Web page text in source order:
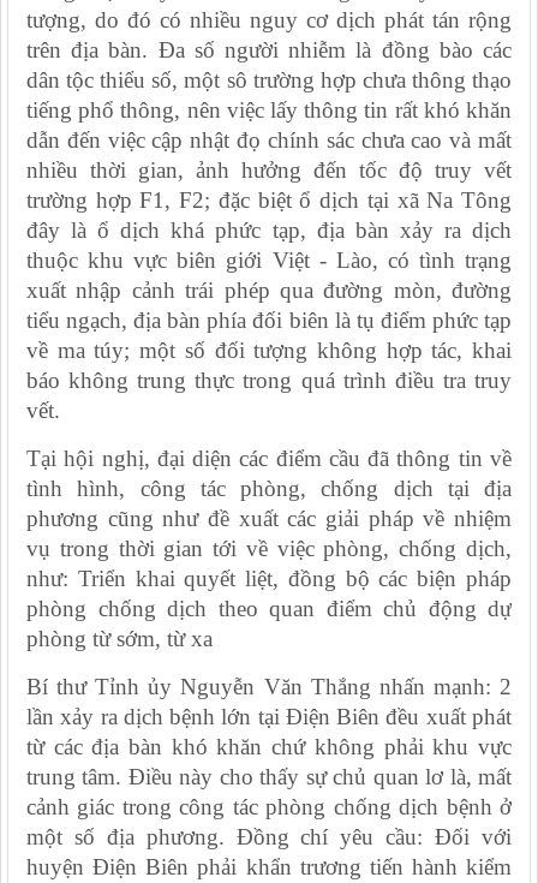
tượng, do đó có nhiều nguy cơ dịch phát tán rộng
trên địa bàn. Đa số người nhiễm là đồng bào các
dân tộc thiểu số, một sô trường hợp chưa thông thạo
tiếng phổ thông, nên việc lấy thông tin rất khó khăn
dẫn đến việc cập nhật đọ chính sác chưa cao và mất
nhiều thời gian, ảnh hưởng đến tốc độ truy vết
trường hợp F1, F2; đặc biệt ổ dịch tại xã Na Tông
đây là ổ dịch khá phức tạp, địa bàn xảy ra dịch
thuộc khu vực biên giới Việt - Lào, có tình trạng
xuất nhập cảnh trái phép qua đường mòn, đường
tiểu ngạch, địa bàn phía đối biên là tụ điểm phức tạp
về ma túy; một số đối tượng không hợp tác, khai
báo không trung thực trong quá trình điều tra truy
vết.
Tại hội nghị, đại diện các điểm cầu đã thông tin về
tình hình, công tác phòng, chống dịch tại địa
phương cũng như đề xuất các giải pháp về nhiệm
vụ trong thời gian tới về việc phòng, chống dịch,
như: Triển khai quyết liệt, đồng bộ các biện pháp
phòng chống dịch theo quan điểm chủ động dự
phòng từ sớm, từ xa
Bí thư Tỉnh ủy Nguyễn Văn Thắng nhấn mạnh: 2
lần xảy ra dịch bệnh lớn tại Điện Biên đều xuất phát
từ các địa bàn khó khăn chứ không phải khu vực
trung tâm. Điều này cho thấy sự chủ quan lơ là, mất
cảnh giác trong công tác phòng chống dịch bệnh ở
một số địa phương. Đồng chí yêu cầu: Đối với
huyện Điện Biên phải khẩn trương tiến hành kiểm